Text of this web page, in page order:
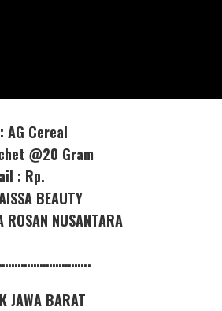
AG Cereal
@20 Gram
: Rp.
BEAUTY
NUSANTARA
JAWA BARAT